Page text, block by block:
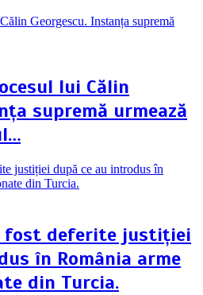
lui Călin
supremă urmează
fost deferite justiției
în România arme
din Turcia.